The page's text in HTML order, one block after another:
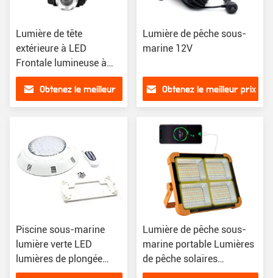
Lumière de tête
extérieure à LED
Frontale lumineuse à
induction à charge
Zoom Head Torch Light
Obtenez le meilleur
Lumière de pêche sous-
marine 12V
Obtenez le meilleur prix
Piscine sous-marine
lumière verte LED
lumières de plongée
étanche Ip68 LED
Lumière de pêche sous-
marine portable Lumières
de pêche solaires
rechargeables